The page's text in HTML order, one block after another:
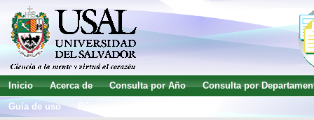
Inicio Acerca de Consulta por Año
Consulta por
Guía de uso